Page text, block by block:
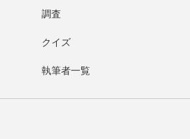
調査
クイズ
執筆者一覧